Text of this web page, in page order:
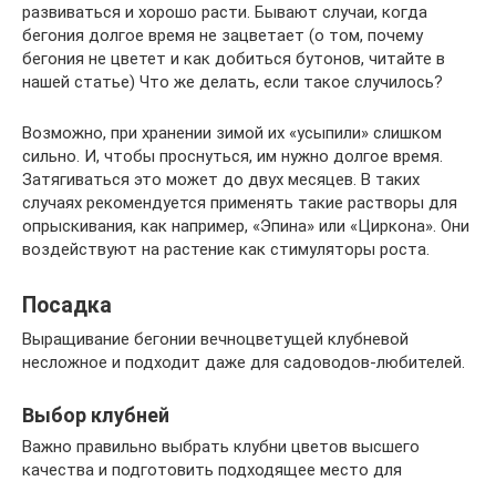
развиваться и хорошо расти. Бывают случаи, когда
бегония долгое время не зацветает (о том, почему
бегония не цветет и как добиться бутонов, читайте в
нашей статье) Что же делать, если такое случилось?
Возможно, при хранении зимой их «усыпили» слишком
сильно. И, чтобы проснуться, им нужно долгое время.
Затягиваться это может до двух месяцев. В таких
случаях рекомендуется применять такие растворы для
опрыскивания, как например, «Эпина» или «Циркона». Они
воздействуют на растение как стимуляторы роста.
Посадка
Выращивание бегонии вечноцветущей клубневой
несложное и подходит даже для садоводов-любителей.
Выбор клубней
Важно правильно выбрать клубни цветов высшего
качества и подготовить подходящее место для